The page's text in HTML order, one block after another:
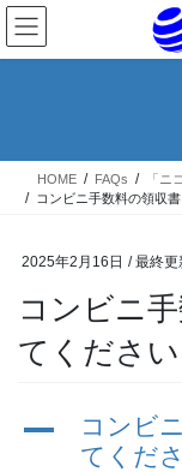
コ
ン
テ
ス
ナ
ビ
ゲ
ン
HOME FAQs
「ニ
コンビニ手数料の領収
2025年2月16日 / 最終更
コンビニ手数料の領収書を発行し
てください
A
コンビ
てくだ